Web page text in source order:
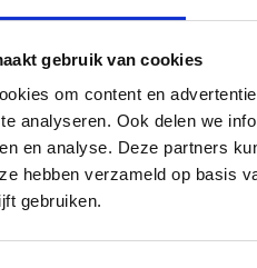
gebruik van cookies
om content en
analyseren. Ook delen we
en analyse. Deze partners
hebben verzameld op basis
gebruiken.
Voor het jaar
beleggen van
schulden. De
ontvangt zij de
vastgesteld,